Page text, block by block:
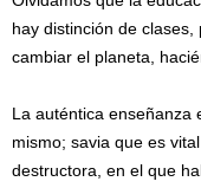
hay distinción de
cambiar el planeta,
La auténtica enseñanza
mismo; savia que es
destructora, en el que